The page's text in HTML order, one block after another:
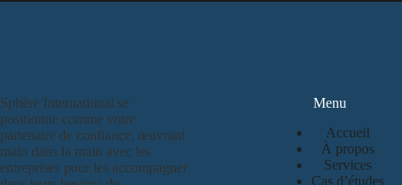
Sphère International se
positionne comme votre
partenaire de confiance, œuvrant
main dans la main avec les
entreprises pour les accompagner
Menu
Accueil
À propos
Services
Cas d’études